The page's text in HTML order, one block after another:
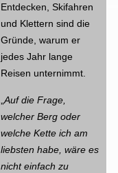
Entdecken, Skifahren
und Klettern sind die
Gründe, warum er
jedes Jahr lange
Reisen unternimmt.
„Auf die Frage,
welcher Berg oder
welche Kette ich am
liebsten habe, wäre es
nicht einfach zu